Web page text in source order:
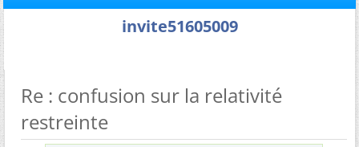
invite51605009
Re : confusion sur la relativité
restreinte